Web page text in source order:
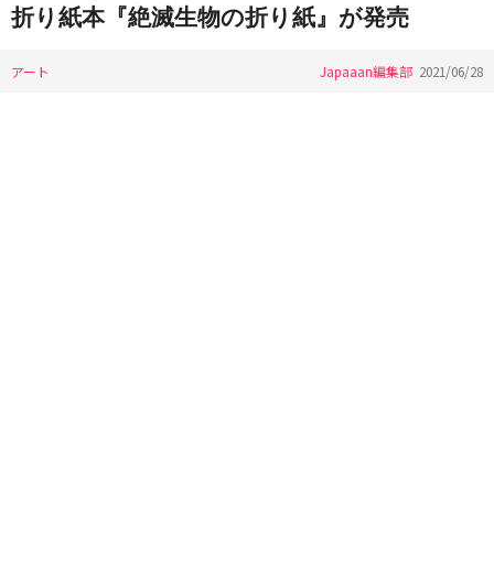
折り紙本『絶滅生物の折り紙』が発売
アート Japaaan編集部 2021/06/28